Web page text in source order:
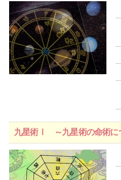
九星術Ⅰ ～九星術の命術に